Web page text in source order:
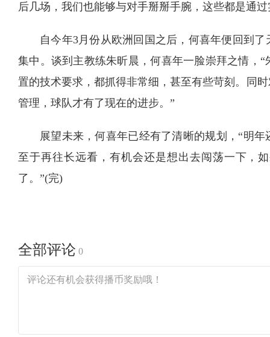
后几场，我们也能够与对手掰掰手腕，这些都是通
自今年3月份从欧洲回国之后，何喜年便回到
集中。谈到主教练朱昕晨，何喜年一脸崇拜之情，
置的技术要求，都抓得非常细，甚至有些苛刻。同
管理，球队才有了现在的进步。”
展望未来，何喜年已经有了清晰的规划，“明
至于再往长远看，有机会还是想出去闯荡一下，
了。”(完)
全部评论 0